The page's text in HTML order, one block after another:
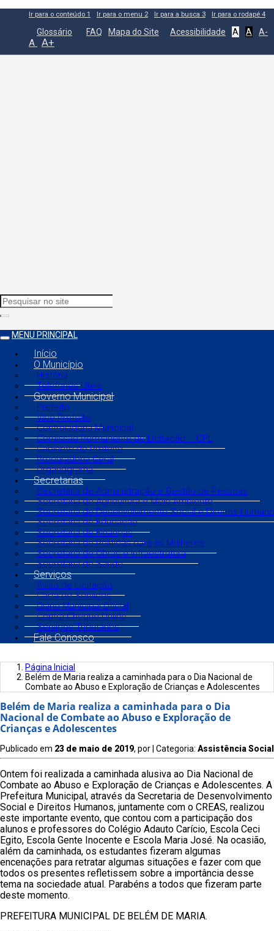
Ir para o conteúdo 1 Ir para o menu 2 Ir para a busca 3 Ir para o rodapé 4
Glossário FAQ Mapa do Site Acessibilidade A A A-
A A+
MENU PRINCIPAL
Início
O Município
História
Telefones Úteis
Governo Municipal
Prefeito
Vice Prefeito
Controladoria Municipal
Comissão Permanente de Licitação – CPL
Gabinete do Prefeito
Procuradoria Geral
Organograma
Secretarias
Secretaria de Administração e Gestão de Pessoas
Secretaria de Agricultura e Meio Ambiente
Secretaria de Desenvolvimento Social e Direitos
Secretaria de Educação
Secretaria de Finanças
Secretaria de Políticas para as Mulheres
Secretaria de Obras e Infraestrutura
Secretaria de Saúde
Serviços
Aviso de Licitação
Carta de Serviços
Diário Municipal Oficial
Contra Cheque Online
Serviços Tributários
Fale Conosco
Página Inicial
Belém de Maria realiza a caminhada para o Dia Nacional de
Combate ao Abuso e Exploração de Crianças e Adolescentes
Belém de Maria realiza a caminhada para o Dia
Nacional de Combate ao Abuso e Exploração de
Crianças e Adolescentes
Publicado em 23 de maio de 2019, por | Categoria: Assistência Social
Ontem foi realizada a caminhada alusiva ao Dia Nacional de
Combate ao Abuso e Exploração de Crianças e Adolescentes. A
Prefeitura Municipal, através da Secretaria de Desenvolvimento
Social e Direitos Humanos, juntamente com o CREAS, realizou
este importante evento, que contou com a participação dos
alunos e professores do Colégio Adauto Carício, Escola Ceci
Egito, Escola Gente Inocente e Escola Maria José. Na ocasião,
além da caminhada, os estudantes fizeram algumas
encenações para retratar algumas situações e fazer com que
todos os presentes refletissem sobre a importância desse
tema na sociedade atual. Parabéns a todos que fizeram parte
deste momento.
PREFEITURA MUNICIPAL DE BELÉM DE MARIA.